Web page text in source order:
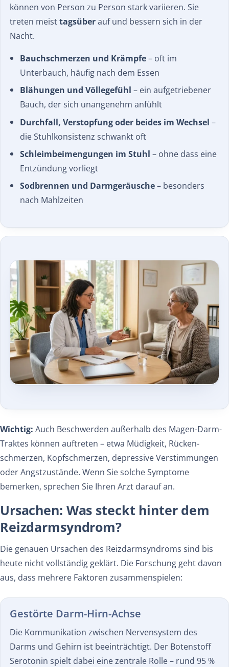
können von Person zu Person stark variieren. Sie
treten meisttagsüberauf und bessern sich in der
Nacht.
Bauchschmerzen und Krämpfe– oft im
Unterbauch, häufig nach dem Essen
Blähungen und Völlegefühl – ein aufgetriebener
Bauch, der sich unangenehm anfühlt
Durchfall, Verstopfung oder beides im Wechsel –
die Stuhlkonsistenz schwankt oft
Schleimbeimengungen im Stuhl – ohne dass eine
Entzündung vorliegt
Sodbrennen und Darmgeräusche– besonders
nach Mahlzeiten
Wichtig: Auch Beschwerden außerhalb des Magen-Darm-
Traktes können auftreten – etwa Müdigkeit, Rücken­
schmerzen, Kopfschmerzen, depressive Verstimmungen
oder Angst­zustände. Wenn Sie solche Symptome
bemerken, sprechen Sie Ihren Arzt darauf an.
Ursachen: Was steckt hinter dem
Reizdarmsyndrom?
Die genauen Ursachen des Reizdarmsyndroms sind bis
heute nicht vollständig geklärt. Die Forschung geht davon
aus, dass mehrere Faktoren zusammenspielen:
Gestörte Darm-Hirn-Achse
Die Kommunikation zwischen Nervensystem des
Darms und Gehirn ist beeinträchtigt. Der Botenstoff
Serotonin spielt dabei eine zentrale Rolle – rund 95 %